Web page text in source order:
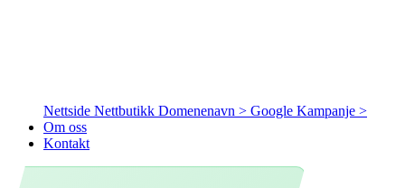
Nettside Nettbutikk Domenenavn > Google Kampanje >
Om oss
Kontakt